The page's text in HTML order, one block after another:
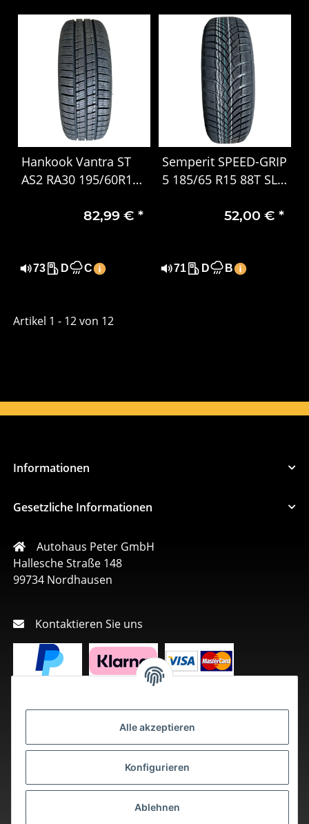
Alle akzeptieren
Konfigurieren
Ablehnen
Hankook Vantra ST
AS2 RA30 195/60R16C
Ganzjahresreifen
82,99 € *
73 D C
Semperit SPEED-GRIP
5 185/65 R15 88T SL –
Winterreifen, Sicher
52,00 €*
71 D B
Artikel 1 - 12 von 12
Informationen
Gesetzliche Informationen
Autohaus Peter GmbH
Hallesche Straße 148
99734 Nordhausen
Kontaktieren Sie uns